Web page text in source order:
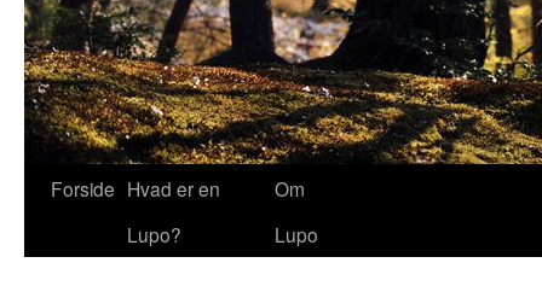
Forside Hvad er en
Lupo?
Om
Lupo